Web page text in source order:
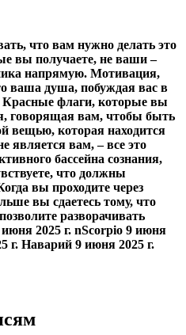
что вам нужно делать это
вы получаете, не ваши –
напрямую. Мотивация,
ваша душа, побуждая вас в
Красные флаги, которые вы
говорящая вам, чтобы быть
вещью, которая находится
является вам, – все это
бассейна сознания,
что должны
вы проходите через
вы сдаетесь тому, что
разворачивать
2025 г. nScorpio 9 июня
г. Наварий 9 июня 2025 г.